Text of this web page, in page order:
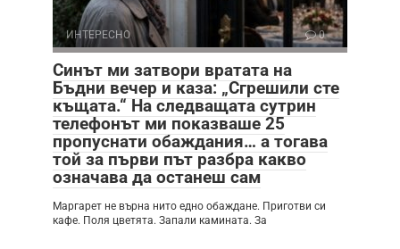
ИНТЕРЕСНО 0
Синът ми затвори вратата на
Бъдни вечер и каза: „Сгрешили сте
къщата.“ На следващата сутрин
телефонът ми показваше 25
пропуснати обаждания… а тогава
той за първи път разбра какво
означава да останеш сам
Маргарет не върна нито едно обаждане. Приготви си
кафе. Поля цветята. Запали камината. За